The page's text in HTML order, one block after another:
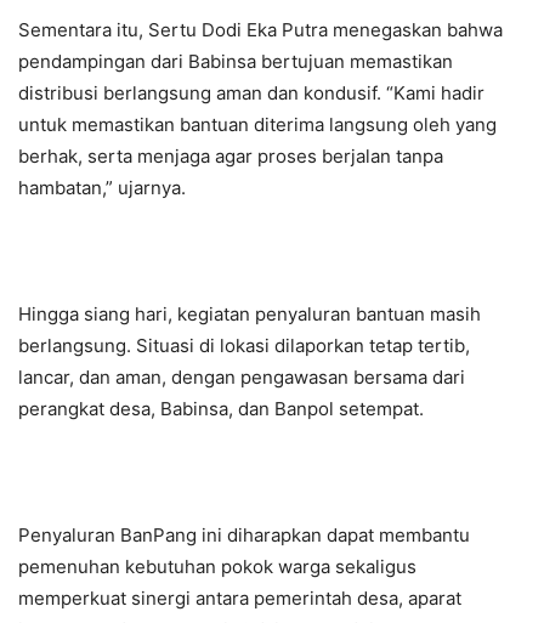
Sementara itu, Sertu Dodi Eka Putra menegaskan bahwa
pendampingan dari Babinsa bertujuan memastikan
distribusi berlangsung aman dan kondusif. “Kami hadir
untuk memastikan bantuan diterima langsung oleh yang
berhak, serta menjaga agar proses berjalan tanpa
hambatan,” ujarnya.
Hingga siang hari, kegiatan penyaluran bantuan masih
berlangsung. Situasi di lokasi dilaporkan tetap tertib,
lancar, dan aman, dengan pengawasan bersama dari
perangkat desa, Babinsa, dan Banpol setempat.
Penyaluran BanPang ini diharapkan dapat membantu
pemenuhan kebutuhan pokok warga sekaligus
memperkuat sinergi antara pemerintah desa, aparat